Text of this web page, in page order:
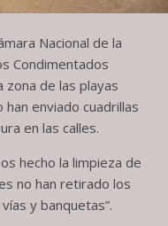
Nacional de la
Condimentados
zona de las playas
enviado cuadrillas
en las calles.
hecho la limpieza de
no han retirado los
y banquetas”.